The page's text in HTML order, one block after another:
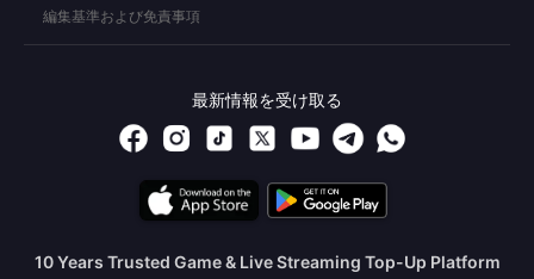
編集基準および免責事項
最新情報を受け取る
10 Years Trusted Game & Live Streaming Top-Up Platform